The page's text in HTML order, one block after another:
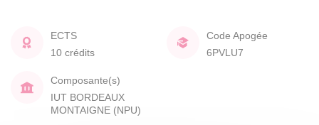
ECTS
10 crédits
Code Apogée
6PVLU7
Composante(s)
IUT BORDEAUX
MONTAIGNE (NPU)